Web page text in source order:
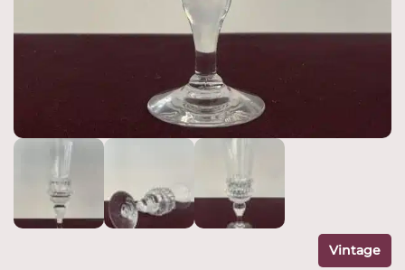
Vintage